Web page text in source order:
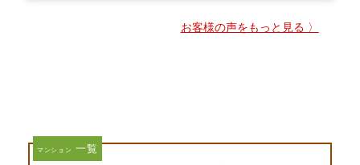
お客様の声をもっと見る 〉
マンション 一覧